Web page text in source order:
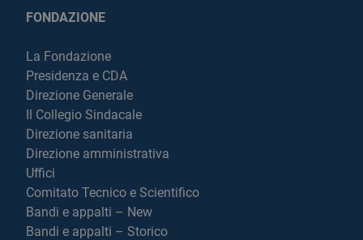
FONDAZIONE
La Fondazione
Presidenza e CDA
Direzione Generale
Il Collegio Sindacale
Direzione sanitaria
Direzione amministrativa
Uffici
Comitato Tecnico e Scientifico
Bandi e appalti – New
Bandi e appalti – Storico